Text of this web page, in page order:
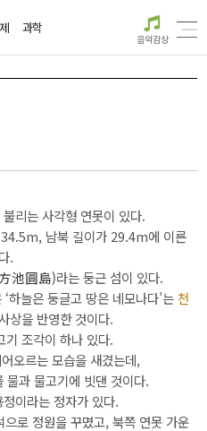
과학
음악감상
리는 사각형 연못이 있다.
남북 길이가 29.4m에 이른
다.
池圓島)라는 둥근 섬이 있다.
하늘은 둥글고 땅은 네모나다’는 천
상을 반영한 것이다.
기 조각이 하나 있다.
오르는 모습을 새겼는데,
물과 물고기에 빗댄 것이다.
이라는 정자가 있다.
로 정원을 꾸몄고, 북쪽 연못 가운